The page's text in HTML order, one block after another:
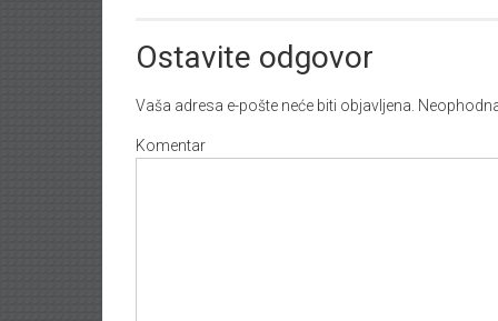
Ostavite odgovor
Vaša adresa e-pošte neće biti objavljena.
Komentar